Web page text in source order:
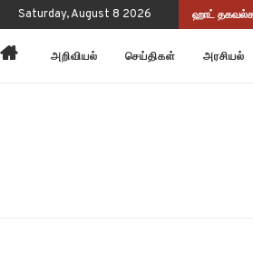
Saturday, August 8 2026 ஹாட்
அறிவியல் செய்திகள் அரசியல்